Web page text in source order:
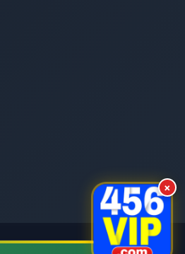
×